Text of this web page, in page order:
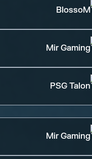
BlossoM
Mir Gaming
PSG Talon
Mir Gaming